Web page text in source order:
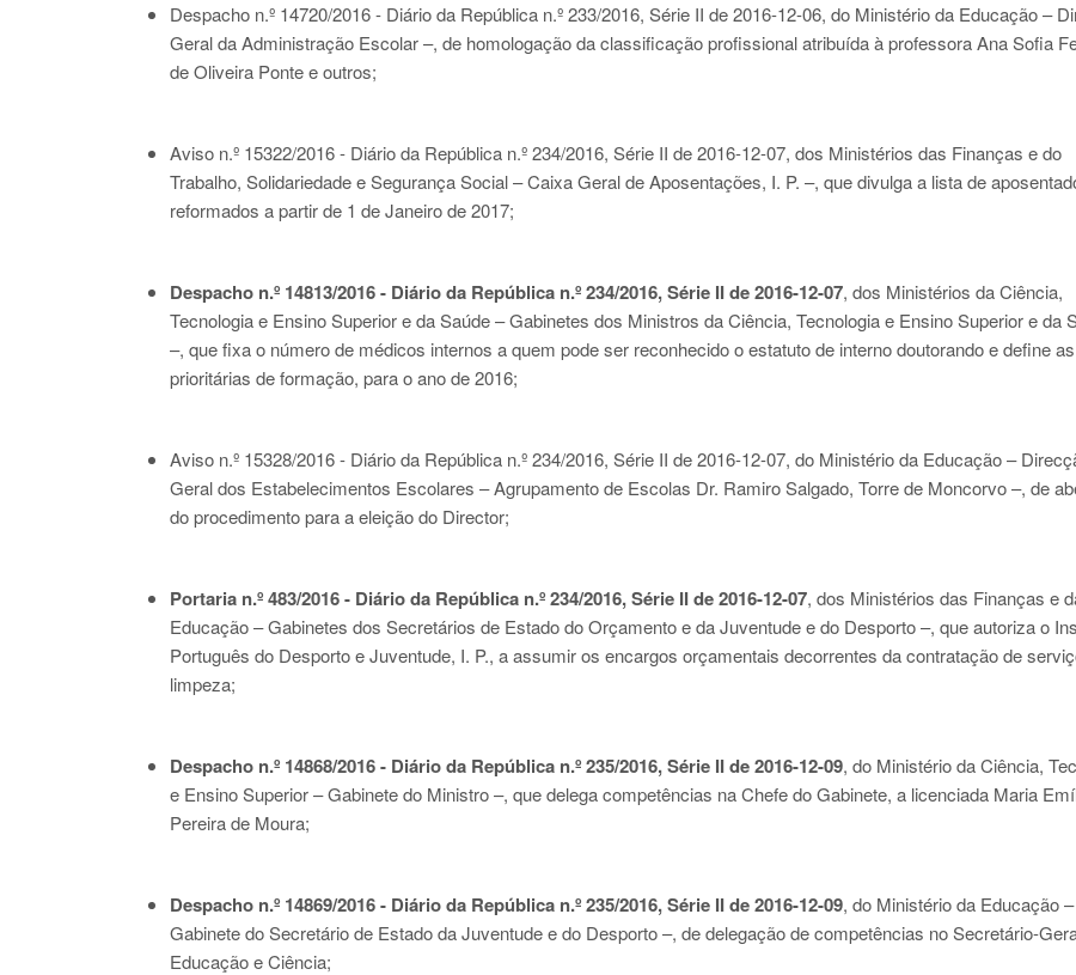
Despacho n.º 14720/2016 - Diário da República n.º 233/2016, Série II de 2016-12-06, do Ministério da Educação –
Geral da Administração Escolar –, de homologação da classificação profissional atribuída à professora Ana Sofia
de Oliveira Ponte e outros;
Aviso n.º 15322/2016 - Diário da República n.º 234/2016, Série II de 2016-12-07, dos Ministérios das Finanças e do
Trabalho, Solidariedade e Segurança Social – Caixa Geral de Aposentações, I. P. –, que divulga a lista de
reformados a partir de 1 de Janeiro de 2017;
Despacho n.º 14813/2016 - Diário da República n.º 234/2016, Série II de 2016-12-07, dos Ministérios da Ciência,
Tecnologia e Ensino Superior e da Saúde – Gabinetes dos Ministros da Ciência, Tecnologia e Ensino Superior e da
–, que fixa o número de médicos internos a quem pode ser reconhecido o estatuto de interno doutorando e define
prioritárias de formação, para o ano de 2016;
Aviso n.º 15328/2016 - Diário da República n.º 234/2016, Série II de 2016-12-07, do Ministério da Educação –
Geral dos Estabelecimentos Escolares – Agrupamento de Escolas Dr. Ramiro Salgado, Torre de Moncorvo –, de
do procedimento para a eleição do Director;
Portaria n.º 483/2016 - Diário da República n.º 234/2016, Série II de 2016-12-07, dos Ministérios das Finanças e
Educação – Gabinetes dos Secretários de Estado do Orçamento e da Juventude e do Desporto –, que autoriza o
Português do Desporto e Juventude, I. P., a assumir os encargos orçamentais decorrentes da contratação de
limpeza;
Despacho n.º 14868/2016 - Diário da República n.º 235/2016, Série II de 2016-12-09, do Ministério da Ciência,
e Ensino Superior – Gabinete do Ministro –, que delega competências na Chefe do Gabinete, a licenciada Maria
Pereira de Moura;
Despacho n.º 14869/2016 - Diário da República n.º 235/2016, Série II de 2016-12-09, do Ministério da Educação –
Gabinete do Secretário de Estado da Juventude e do Desporto –, de delegação de competências no Secretário-
Educação e Ciência;